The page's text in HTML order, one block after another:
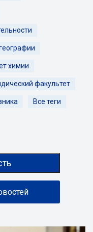
химии
факультет
Все теги